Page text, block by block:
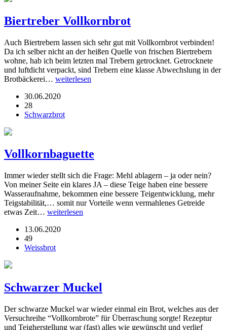
Biertreber Vollkornbrot
Auch Biertrebern lassen sich sehr gut mit Vollkornbrot verbinden!
Da ich selber nicht an der heißen Quelle von frischen Biertrebern
wohne, hab ich beim letzten mal Trebern getrocknet. Getrocknete
und luftdicht verpackt, sind Trebern eine klasse Abwechslung in der
Brotbäckerei… weiterlesen
30.06.2020
28
Schwarzbrot
Vollkornbaguette
Immer wieder stellt sich die Frage: Mehl ablagern – ja oder nein?
Von meiner Seite ein klares JA – diese Teige haben eine bessere
Wasseraufnahme, bekommen eine bessere Teigentwicklung, mehr
Teigstabilität,… somit nur Vorteile wenn vermahlenes Getreide
etwas Zeit… weiterlesen
13.06.2020
49
Weissbrot
Schwarzer Muckel
Der schwarze Muckel war wieder einmal ein Brot, welches aus der
Versuchreihe “Vollkornbrote” für Überraschung sorgte! Rezeptur
und Teigherstellung war (fast) alles wie gewünscht und verlief